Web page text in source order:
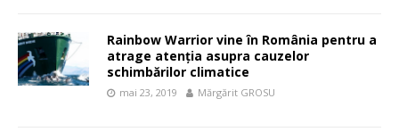
Rainbow Warrior vine în România pentru a
atrage atenția asupra cauzelor
schimbărilor climatice
mai 23, 2019 Mărgărit GROSU